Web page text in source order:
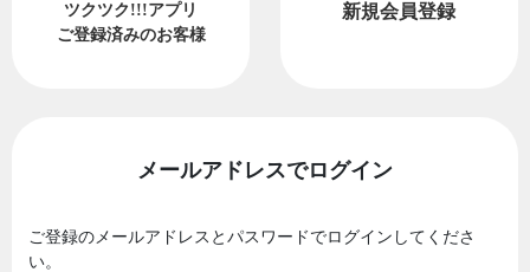
ツクツク!!!アプリ
ご登録済みのお客様
新規会員登録
メールアドレスでログイン
ご登録のメールアドレスとパスワードでログインしてくださ
い。